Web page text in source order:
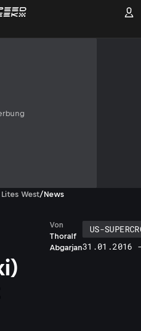
West/News
Thoralf
Abgarjan
Von
US-
31.01.2016